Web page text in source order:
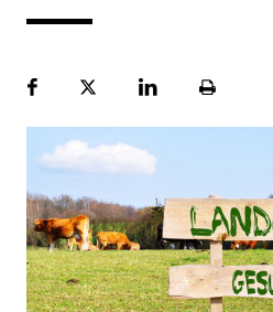
FacebookPlattformLinekdInSeite